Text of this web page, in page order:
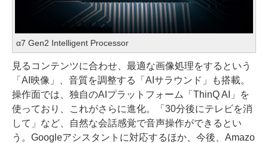
α7 Gen2 Intelligent Processor
見るコンテンツに合わせ、最適な画像処理をするという
「AI映像」、音質を調整する「AIサラウンド」も搭載。
操作面では、独自のAIプラットフォーム「ThinQ AI」を
使っており、これがさらに進化。「30分後にテレビを消
して」など、自然な会話感覚で音声操作ができるとい
う。Googleアシスタントに対応するほか、今後、Amazo